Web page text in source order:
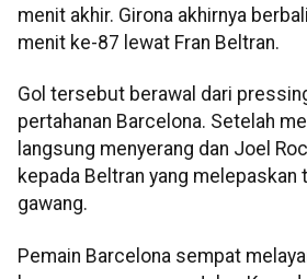
menit akhir. Girona akhirnya
menit ke-87 lewat Fran Beltran.
Gol tersebut berawal dari
pertahanan Barcelona. Setelah
langsung menyerang dan Joel
kepada Beltran yang melepaskan
gawang.
Pemain Barcelona sempat